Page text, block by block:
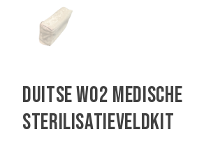
Duitse WO2 medische
sterilisatieveldkit